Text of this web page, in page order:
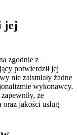
jej
zgodnie z
potwierdził jej
nie zaistniały żadne
wykonawcy.
że
jakości usług